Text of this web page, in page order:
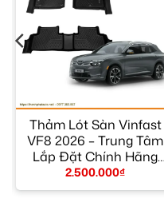
Thảm Lót Sàn Vinfast
VF8 2026 – Trung Tâm
Lắp Đặt Chính Hãng
TPHCM
2.500.000₫